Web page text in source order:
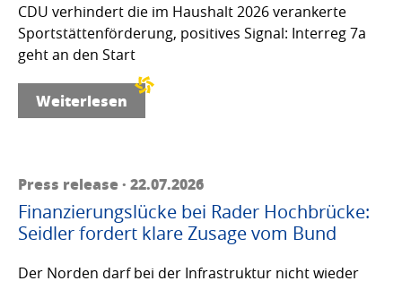
CDU verhindert die im Haushalt 2026 verankerte
Sportstättenförderung, positives Signal: Interreg 7a
geht an den Start
Weiterlesen
Press release · 22.07.2026
Finanzierungslücke bei Rader Hochbrücke:
Seidler fordert klare Zusage vom Bund
Der Norden darf bei der Infrastruktur nicht wieder